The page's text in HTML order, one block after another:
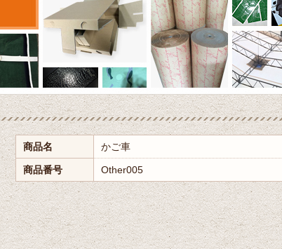
商品名 かご車
商品番号 Other005